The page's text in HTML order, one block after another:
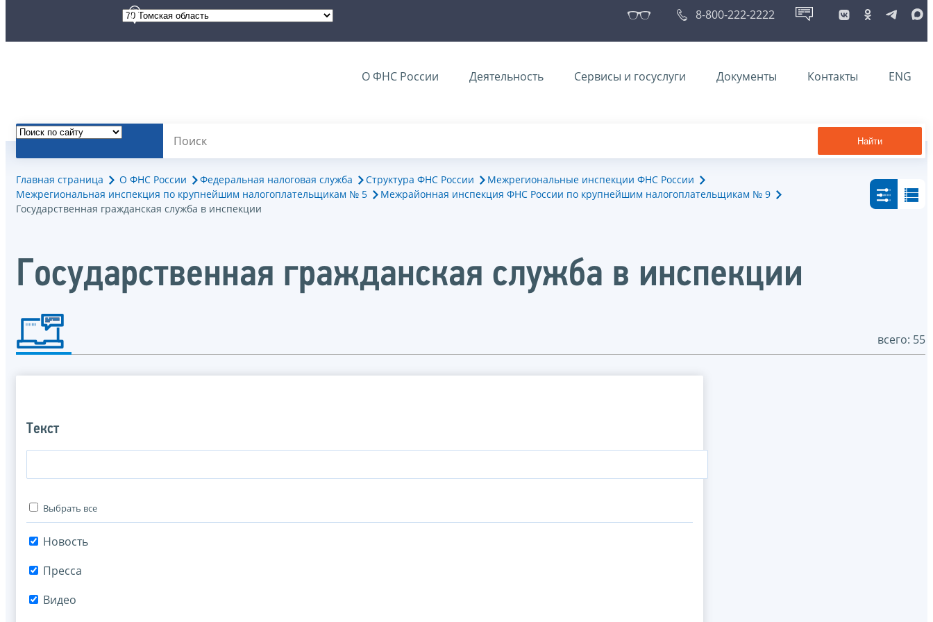
8-800-222-2222
О ФНС России Деятельность Сервисы и госуслуги Документы Контакты ENG
Найти
Главная страница О ФНС России Федеральная налоговая служба Структура ФНС России
Межрегиональные инспекции ФНС России
Межрегиональная инспекция по крупнейшим налогоплательщикам № 5
Межрайонная инспекция ФНС России по крупнейшим налогоплательщикам № 9
Государственная гражданская служба в инспекции
Государственная гражданская служба в инспекции
всего: 55
Текст
Выбрать все
Новость
Пресса
Видео